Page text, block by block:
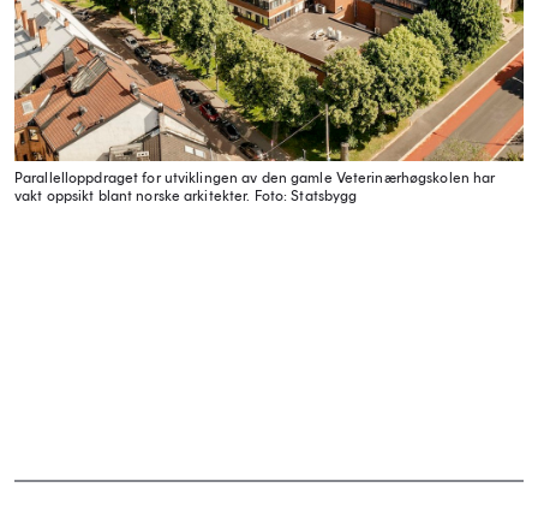
Parallelloppdraget for utviklingen av den gamle Veterinærhøgskolen har
vakt oppsikt blant norske arkitekter. Foto: Statsbygg